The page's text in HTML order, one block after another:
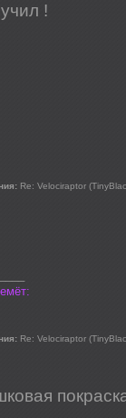
!
Re: Velociraptor
Re: Velociraptor